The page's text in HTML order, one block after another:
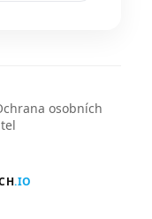
osobních
.IO